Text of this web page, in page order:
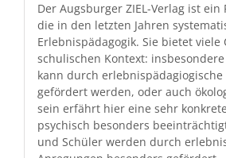
Der Augs­burg­er ZIEL-Ver­lag ist ein
die in den let­zten Jahren
Erleb­nis­päd­a­gogik. Sie bietet viele
schulis­chen Kon­text:
kann durch
gefördert wer­den, oder auch
sein erfährt hier eine sehr
psy­chisch beson­ders
und Schüler wer­den durch